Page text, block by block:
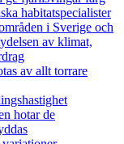
habitatspecialister
i Sverige och
av klimat,
av allt torrare
hotar de